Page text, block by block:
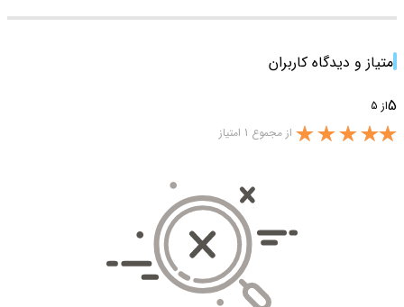
امتیاز و دیدگاه کاربران
5از 5
از مجموع 1 امتیاز